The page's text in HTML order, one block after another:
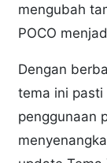
mengubah
POCO
Dengan
tema ini pasti
penggunaan